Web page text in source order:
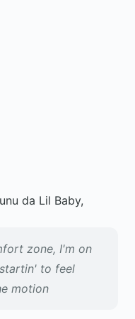
da Lil Baby,
zone, I'm on
to feel
motion